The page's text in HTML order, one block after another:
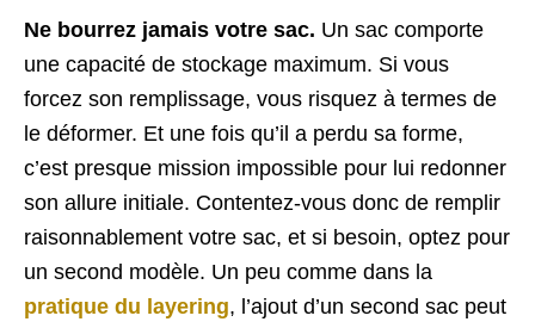
Ne bourrez jamais votre sac. Un sac comporte
une capacité de stockage maximum. Si vous
forcez son remplissage, vous risquez à termes de
le déformer. Et une fois qu’il a perdu sa forme,
c’est presque mission impossible pour lui redonner
son allure initiale. Contentez-vous donc de remplir
raisonnablement votre sac, et si besoin, optez pour
un second modèle. Un peu comme dans la
pratique du layering, l’ajout d’un second sac peut